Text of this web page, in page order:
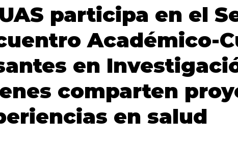
participa en el
Académico-
en
comparten
en salud